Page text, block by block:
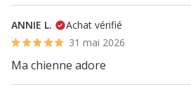
ANNIE L.
Achat vérifié
31 mai 2026
Ma chienne adore